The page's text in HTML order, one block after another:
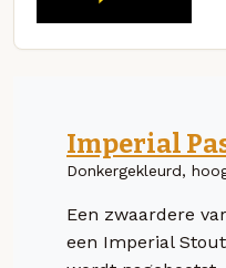
Imperial
Donkergekleurd,
Een zwaardere
een Imperial